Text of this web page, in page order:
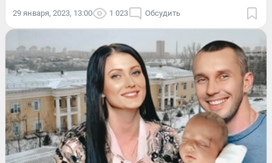
29 января, 2023, 13:00 1 023 Обсудить